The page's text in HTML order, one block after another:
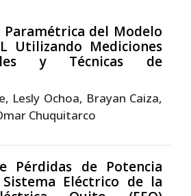
del Modelo
Utilizando Mediciones
y Técnicas de
Lesly Ochoa, Brayan Caiza,
Chuquitarco
Pérdidas de Potencia
Eléctrico de la